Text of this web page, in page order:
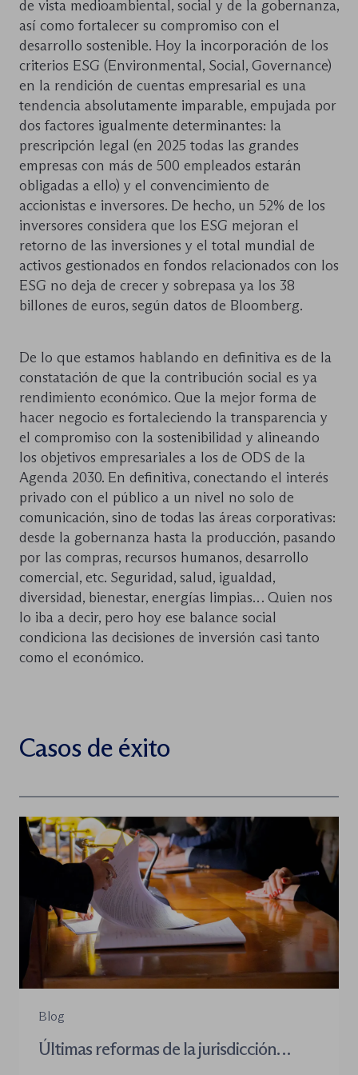
de vista medioambiental, social y de la gobernanza,
así como fortalecer su compromiso con el
desarrollo sostenible. Hoy la incorporación de los
criterios ESG (Environmental, Social, Governance)
en la rendición de cuentas empresarial es una
tendencia absolutamente imparable, empujada por
dos factores igualmente determinantes: la
prescripción legal (en 2025 todas las grandes
empresas con más de 500 empleados estarán
obligadas a ello) y el convencimiento de
accionistas e inversores. De hecho, un 52% de los
inversores considera que los ESG mejoran el
retorno de las inversiones y el total mundial de
activos gestionados en fondos relacionados con los
ESG no deja de crecer y sobrepasa ya los 38
billones de euros, según datos de Bloomberg.
De lo que estamos hablando en definitiva es de la
constatación de que la contribución social es ya
rendimiento económico. Que la mejor forma de
hacer negocio es fortaleciendo la transparencia y
el compromiso con la sostenibilidad y alineando
los objetivos empresariales a los de ODS de la
Agenda 2030. En definitiva, conectando el interés
privado con el público a un nivel no solo de
comunicación, sino de todas las áreas corporativas:
desde la gobernanza hasta la producción, pasando
por las compras, recursos humanos, desarrollo
comercial, etc. Seguridad, salud, igualdad,
diversidad, bienestar, energías limpias… Quien nos
lo iba a decir, pero hoy ese balance social
condiciona las decisiones de inversión casi tanto
como el económico.
Casos de éxito
Blog
Últimas reformas de la jurisdicción